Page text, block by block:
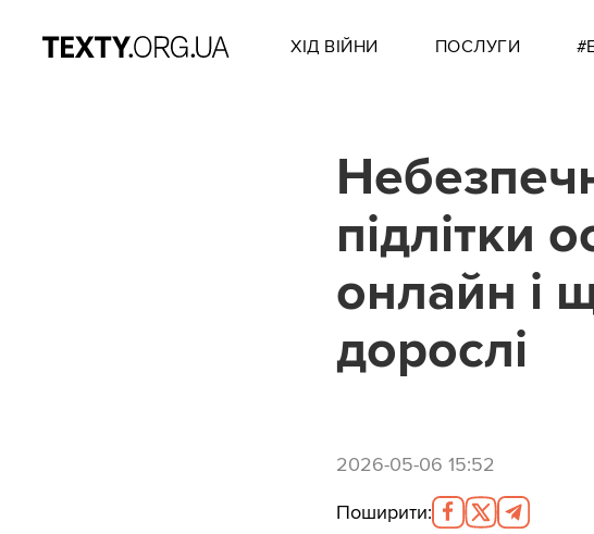
ХІД ВІЙНИ ПОСЛУГИ
підлітки
онлайн і
дорослі
2026-05-06 15:52
Поширити: